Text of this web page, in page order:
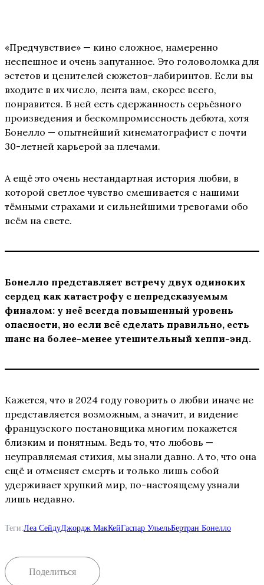
«Предчувствие» — кино сложное, намеренно
неспешное и очень запутанное. Это головоломка для
эстетов и ценителей сюжетов-лабиринтов. Если вы
входите в их число, лента вам, скорее всего,
понравится. В ней есть сдержанность серьёзного
произведения и бескомпромиссность дебюта, хотя
Бонелло — опытнейший кинематографист с почти
30-летней карьерой за плечами.
А ещё это очень нестандартная история любви, в
которой светлое чувство смешивается с нашими
тёмными страхами и сильнейшими тревогами обо
всём на свете.
Бонелло представляет встречу двух одиноких
сердец как катастрофу с непредсказуемым
финалом: у неё всегда повышенный уровень
опасности, но если всё сделать правильно, есть
шанс на более-менее утешительный хеппи-энд.
Кажется, что в 2024 году говорить о любви иначе не
представляется возможным, а значит, и видение
французского постановщика многим покажется
близким и понятным. Ведь то, что любовь —
неуправляемая стихия, мы знали давно. А то, что она
ещё и отменяет смерть и только лишь собой
удерживает хрупкий мир, по-настоящему узнали
лишь недавно.
Теги:Леа СейдуДжордж МакКейГаспар УльельБертран Бонелло
Поделиться